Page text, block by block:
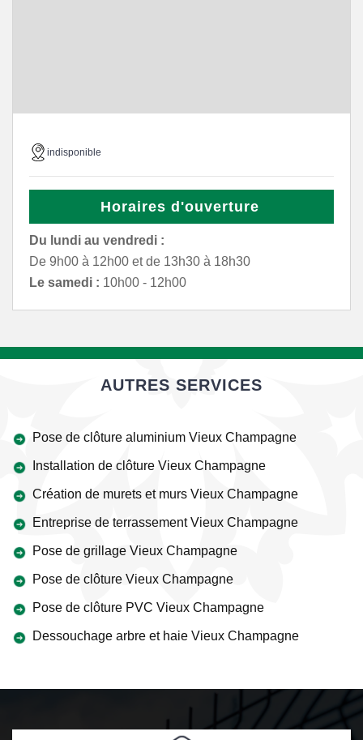
indisponible
Horaires d'ouverture
Du lundi au vendredi :
De 9h00 à 12h00 et de 13h30 à 18h30
Le samedi : 10h00 - 12h00
AUTRES SERVICES
Pose de clôture aluminium Vieux Champagne
Installation de clôture Vieux Champagne
Création de murets et murs Vieux Champagne
Entreprise de terrassement Vieux Champagne
Pose de grillage Vieux Champagne
Pose de clôture Vieux Champagne
Pose de clôture PVC Vieux Champagne
Dessouchage arbre et haie Vieux Champagne